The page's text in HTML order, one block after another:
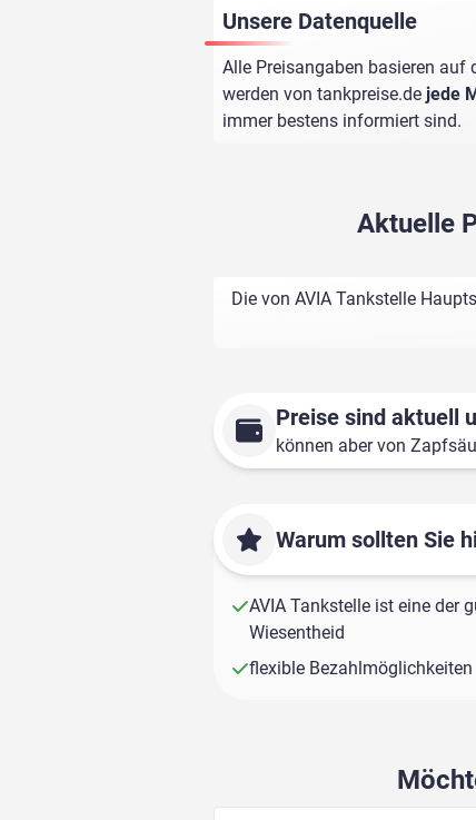
Unsere Datenquelle
Alle Preisangaben basieren auf
werden von tankpreise.de jede
immer bestens informiert sind.
Aktuelle
Die von AVIA Tankstelle
Preise sind aktuell
können aber von
Warum sollten Sie
AVIA Tankstelle ist eine der
Wiesentheid
flexible Bezahlmöglichkeiten